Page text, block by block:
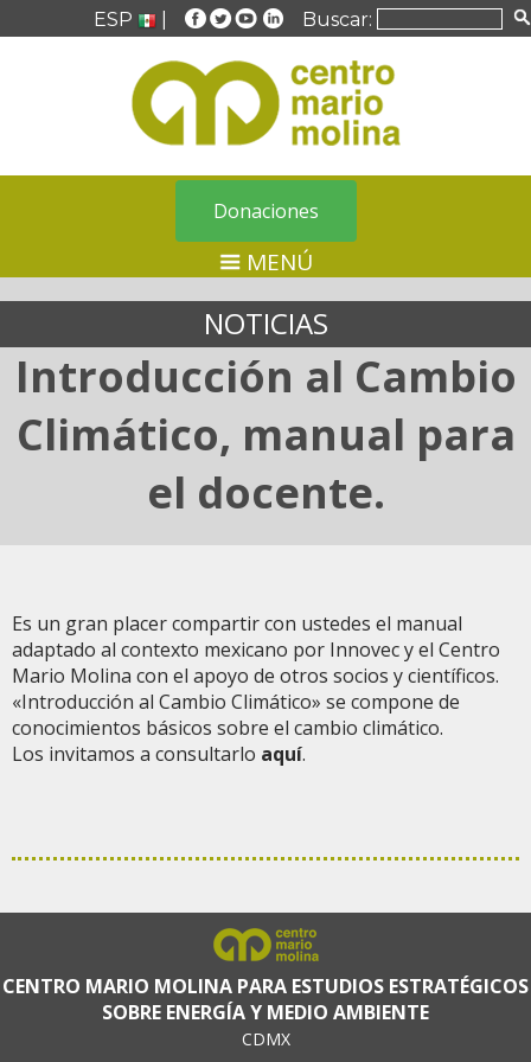
ESP Buscar:
Donaciones
MENÚ
NOTICIAS
Introducción al Cambio
Climático, manual para
el docente.
Es un gran placer compartir con ustedes el manual
adaptado al contexto mexicano por Innovec y el Centro
Mario Molina con el apoyo de otros socios y científicos.
«Introducción al Cambio Climático» se compone de
conocimientos básicos sobre el cambio climático.
Los invitamos a consultarlo aquí.
CENTRO MARIO MOLINA PARA ESTUDIOS ESTRATÉGICOS
SOBRE ENERGÍA Y MEDIO AMBIENTE
CDMX